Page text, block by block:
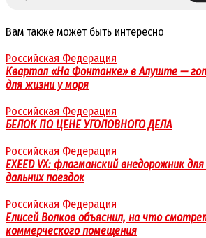
Вам также может быть интересно
Российская Федерация
Квартал «На Фонтанке» в Алуште —
для жизни у моря
Российская Федерация
БЕЛОК ПО ЦЕНЕ УГОЛОВНОГО ДЕЛА
Российская Федерация
EXEED VX: флагманский внедорожник
дальних поездок
Российская Федерация
Елисей Волков объяснил, на что
коммерческого помещения